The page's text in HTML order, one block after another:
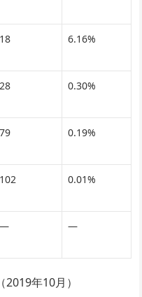
18 6.16%
28 0.30%
79 0.19%
102 0.01%
— —
年10月）